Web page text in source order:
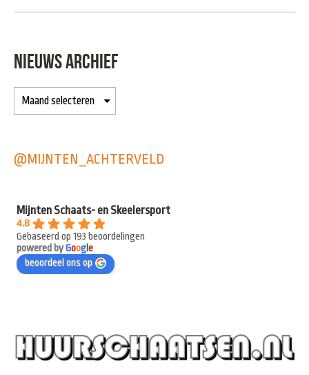
NIEUWS ARCHIEF
@MIJNTEN_ACHTERVELD
Mijnten Schaats- en Skeelersport
4.8
Gebaseerd op 193 beoordelingen
powered byGooge
beoordeel ons op